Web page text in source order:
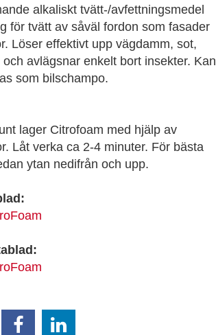
alkaliskt tvätt-/avfettningsmedel
för tvätt av såväl fordon som fasader
Löser effektivt upp vägdamm, sot,
avlägsnar enkelt bort insekter. Kan
som bilschampo.
lager Citrofoam med hjälp av
Låt verka ca 2-4 minuter. För bästa
ytan nedifrån och upp.